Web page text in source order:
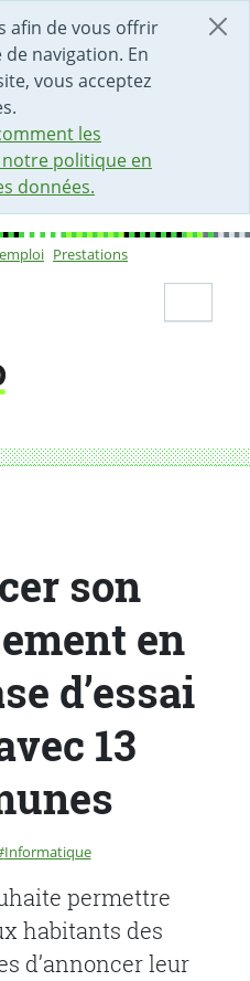
afin de vous offrir
navigation. En
vous acceptez
les
politique en
données.
PAGE
Prestations
en ligne: phase d’essai
son
en
d’essai
13
:
Informatique
permettre
habitants des
d’annoncer leur